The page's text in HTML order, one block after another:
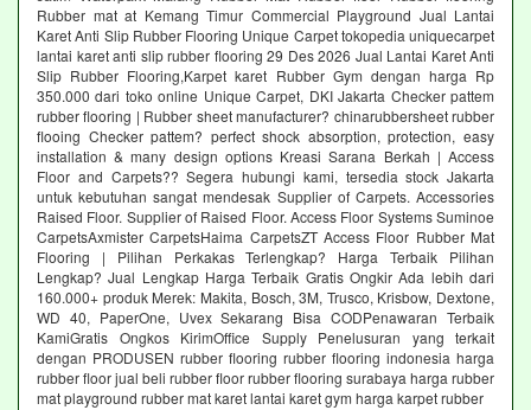
Rubber mat at Kemang Timur Commercial Playground Jual Lantai
Karet Anti Slip Rubber Flooring Unique Carpet tokopedia uniquecarpet
lantai karet anti slip rubber flooring 29 Des 2026 Jual Lantai Karet Anti
Slip Rubber Flooring,Karpet karet Rubber Gym dengan harga Rp
350.000 dari toko online Unique Carpet, DKI Jakarta Checker pattem
rubber flooring | Rubber sheet manufacturer? chinarubbersheet rubber
flooing Checker pattem? perfect shock absorption, protection, easy
installation & many design options Kreasi Sarana Berkah | Access
Floor and Carpets?? Segera hubungi kami, tersedia stock Jakarta
untuk kebutuhan sangat mendesak Supplier of Carpets. Accessories
Raised Floor. Supplier of Raised Floor. Access Floor Systems Suminoe
CarpetsAxmister CarpetsHaima CarpetsZT Access Floor Rubber Mat
Flooring | Pilihan Perkakas Terlengkap? Harga Terbaik Pilihan
Lengkap? Jual Lengkap Harga Terbaik Gratis Ongkir Ada lebih dari
160.000+ produk Merek: Makita, Bosch, 3M, Trusco, Krisbow, Dextone,
WD 40, PaperOne, Uvex Sekarang Bisa CODPenawaran Terbaik
KamiGratis Ongkos KirimOffice Supply Penelusuran yang terkait
dengan PRODUSEN rubber flooring rubber flooring indonesia harga
rubber floor jual beli rubber floor rubber flooring surabaya harga rubber
mat playground rubber mat karet lantai karet gym harga karpet rubber